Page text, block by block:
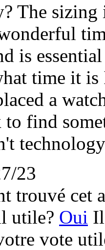
The
is
time it is
a
find
23
trouvé cet
utile? Oui
vote